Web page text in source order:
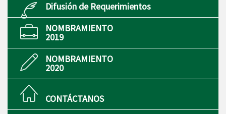
Difusión de Requerimientos
NOMBRAMIENTO
2019
NOMBRAMIENTO
2020
CONTÁCTANOS